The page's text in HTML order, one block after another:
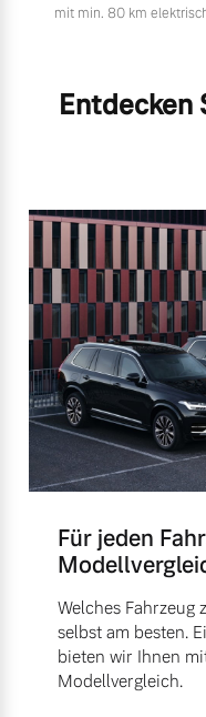
mit min. 80 km
Entdecken
Für jeden
Welches Fahrzeug
selbst am besten.
bieten wir Ihnen
Modellvergleich.